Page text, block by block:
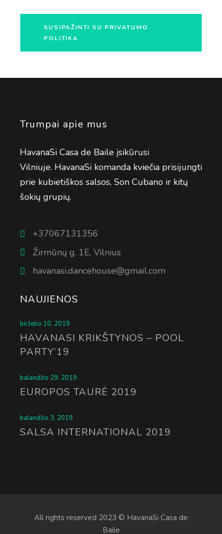
SUSIPAŽINTI SU PRIVATUMO
POLITIKA
Trumpai apie mus
HavanaSi Casa de Baile įsikūrusi
Vilniuje. HavanaSi komanda kviečia prisijungti
prie kubietiškos salsos, Son Cubano ir kitų
šokių grupių.
+37067131356
Žirmūnų g. 1E, Vilnius
havanasi.dancehouse@gmail.com
NAUJIENOS
birželio 10, 2019
HAVANASI KRIKŠTYNOS – POOL
PARTY’19
balandžio 29, 2019
EUROPOS TAURĖ 2019
balandžio 3, 2019
SALSA INTERNATIONAL 2019
All rights reserved 2023 © HavanaSi Casa de
Baile